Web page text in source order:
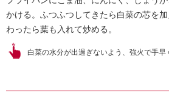
かける。ふつふつしてきたら白菜の芯を
わったら葉も入れて炒める。
白菜の水分が出過ぎないよう、強火で手早